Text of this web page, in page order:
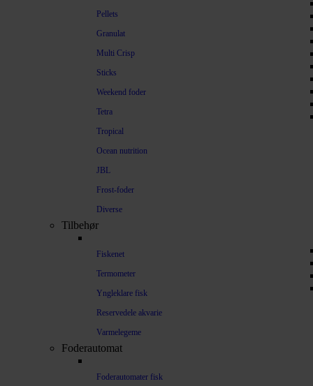
Pellets
Granulat
Multi Crisp
Sticks
Weekend foder
Tetra
Tropical
Ocean nutrition
JBL
Frost-foder
Diverse
Tilbehør
Fiskenet
Termometer
Yngleklare fisk
Reservedele akvarie
Varmelegeme
Foderautomat
Foderautomater fisk